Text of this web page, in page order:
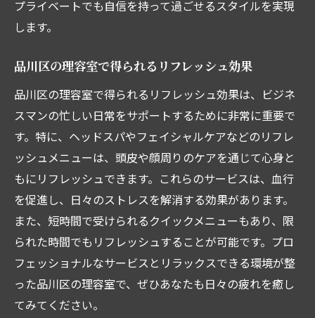
品川区で最先端のスタイルを手に入れよう
プライベートでも自信を持って過ごせるスタイルを実現
します。
品川区の理容室で得られるリフレッシュ効果
品川区の理容室で得られるリフレッシュ効果は、ビジネ
スマンの忙しい日常をサポートするために非常に重要で
す。特に、ヘッドスパやフェイシャルケアなどのリフレ
ッシュメニューは、頭皮や顔周りのケアを通じて心身と
もにリフレッシュできます。これらのサービスは、血行
を促進し、日々のストレスを解消する効果があります。
また、短時間で受けられるクイックメニューもあり、限
られた時間でもリフレッシュすることが可能です。プロ
フェッショナルなサービスとリラックスできる環境が整
った品川区の理容室で、ぜひあなたも日々の疲れを癒し
てみてください。